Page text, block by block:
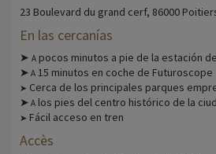
23 Boulevard du grand cerf, 86000
En las cercanías
➤ A pocos minutos a pie de la estación
➤ A 15 minutos en coche de Futuroscope
➤ Cerca de los principales parques
➤ A los pies del centro histórico de la
➤ Fácil acceso en tren
Accès